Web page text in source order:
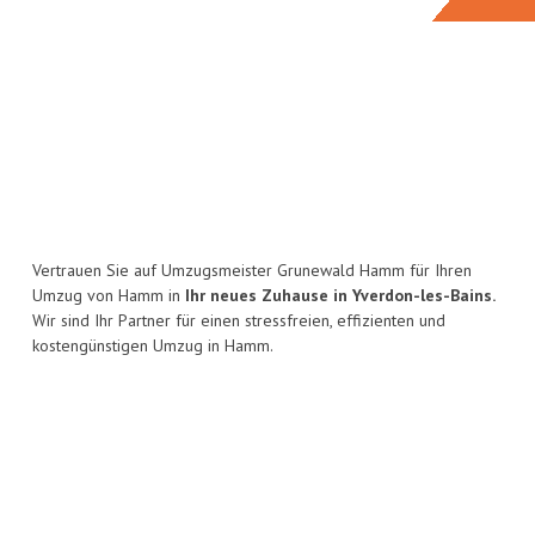
Vertrauen Sie auf Umzugsmeister Grunewald Hamm für Ihren
Umzug von Hamm in Ihr neues Zuhause in Yverdon-les-Bains.
Wir sind Ihr Partner für einen stressfreien, effizienten und
kostengünstigen Umzug in Hamm.